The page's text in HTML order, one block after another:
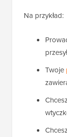
Na przykład:
Twoje